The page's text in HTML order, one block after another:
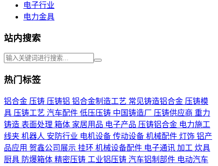
电子行业
电力金具
站内搜索
热门标签
铝合金 压铸 压铸铝 铝合金制造工艺 常见铸造铝合金 压铸模
具 压铸工艺 汽车配件 低压压铸 中国铸造厂 压铸供应商 重力
铸造 表面处理 箱体 家居用品 电子产品 压铸铝合金 电力施工
线夹 机器人 安防行业 电机设备 传动设备 机械配件 灯饰 铝产
品应用 贺鑫公司展示 挂环 机械设备配件 电子通讯 加工 炊具
厨具 防爆箱体 精密压铸 工业铝压铸 汽车铝制部件 电动汽车